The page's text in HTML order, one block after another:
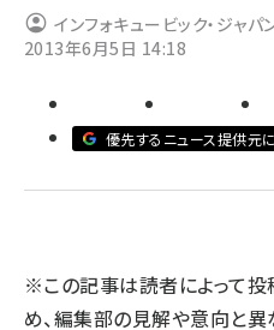
z世代 (1623)
meo (1277)
llmo (1166)
インフォキュービック・ジャパ
2013年6月5日 14:18
優先するニュース提供元
※この記事は読者によって
め、編集部の見解や意向と異